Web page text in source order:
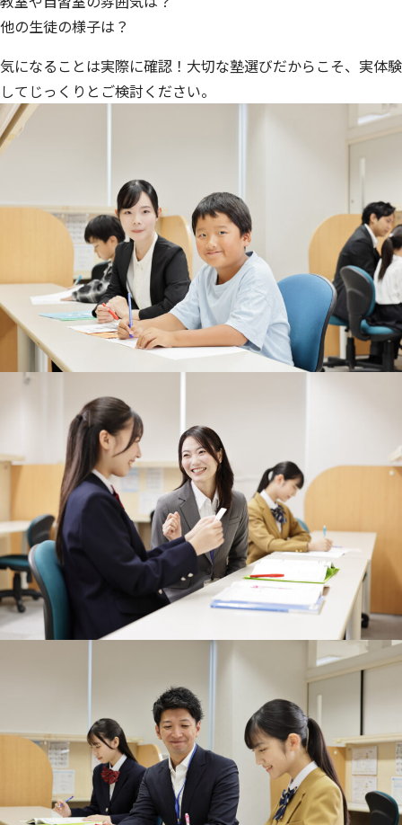
他の生徒の様子は？
気になることは実際に確認！大切な塾選びだからこそ、実体験
してじっくりとご検討ください。